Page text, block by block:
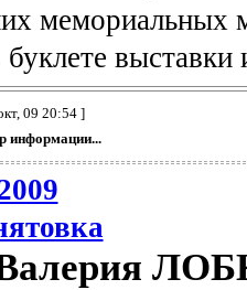
мемориальных
выставки
09 20:54 ]
информации...